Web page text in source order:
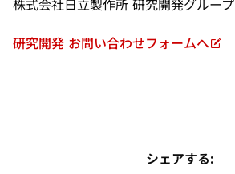
開
ブ
開
株式会社日立製作所 研究開発グループ
研究開発 お問い合わせフォームへ
新
シェアする: